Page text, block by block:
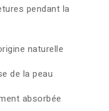
pendant la
naturelle
de la peau
absorbée